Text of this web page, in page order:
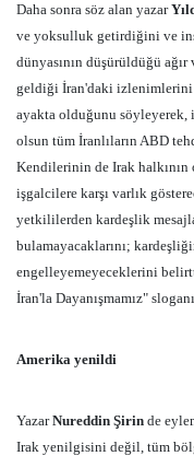
Daha sonra söz alan yazar
ve yoksulluk getirdiğini ve
dünyasının düşürüldüğü
geldiği İran'daki izlenimlerini
ayakta olduğunu söyleyerek,
olsun tüm İranlıların ABD
Kendilerinin de Irak halkının
işgalcilere karşı varlık
yetkililerden kardeşlik
bulamayacaklarını;
engelleyemeyeceklerini
İran'la Dayanışmamız"
Amerika yenildi
YazarNureddin Şirin de
Irak yenilgisini değil, tüm